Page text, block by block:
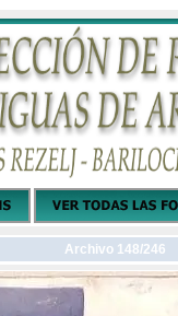
Archivo 148/246